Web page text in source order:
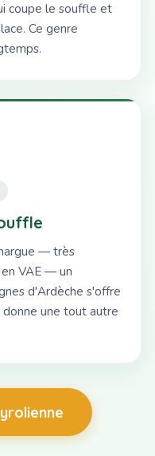
coupe le souffle et
Ce genre
— très
VAE — un
d'Ardèche s'offre
donne une tout autre